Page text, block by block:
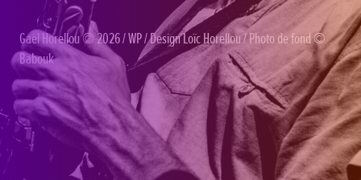
Gaël Horellou© 2026 /WP/ DesignLoïc Horellou/ Photo de fond ©
Babouk